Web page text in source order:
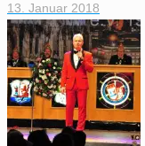
13. Januar 2018